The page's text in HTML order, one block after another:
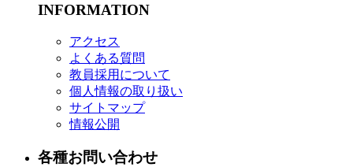
INFORMATION
アクセス
よくある質問
教員採用について
個人情報の取り扱い
サイトマップ
情報公開
各種お問い合わせ